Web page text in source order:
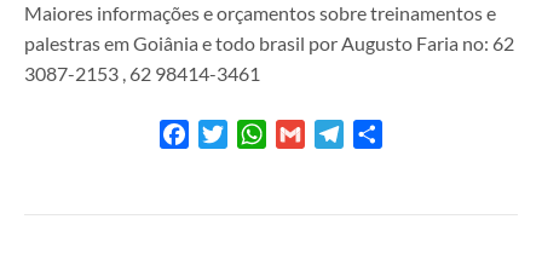
Maiores informações e orçamentos sobre treinamentos e
palestras em Goiânia e todo brasil por Augusto Faria no: 62
3087-2153 , 62 98414-3461
FacebookTwitterWhatsApp
Gmail Telegram